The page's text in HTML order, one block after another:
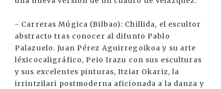
- Carreras Múgica (Bilbao): Chillida, el escultor
abstracto tras conocer al difunto Pablo
Palazuelo. Juan Pérez Aguirregoikoa y su arte
léxicocaligráfico, Peio Irazu con sus esculturas
y sus excelentes pinturas, Itziar Okariz, la
irrintzilari postmoderna aficionada a la danza y